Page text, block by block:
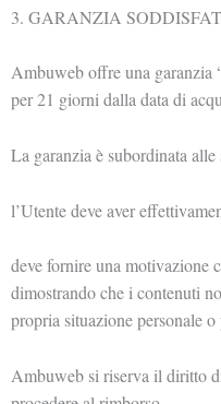
3. GARANZIA
Ambuweb offre una garanzia
per 21 giorni dalla data di
La garanzia è subordinata
l’Utente deve aver
deve fornire una motivazione
dimostrando che i contenuti
propria situazione personale o
Ambuweb si riserva il diritto